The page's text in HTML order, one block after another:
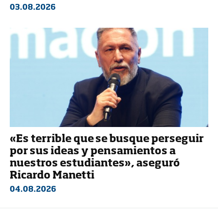
03.08.2026
«Es terrible que se busque perseguir
por sus ideas y pensamientos a
nuestros estudiantes», aseguró
Ricardo Manetti
04.08.2026